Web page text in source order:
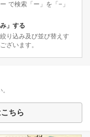
で検索「ー」を「−」
」する
り込み及び並び替えす
ざいます。
ちら